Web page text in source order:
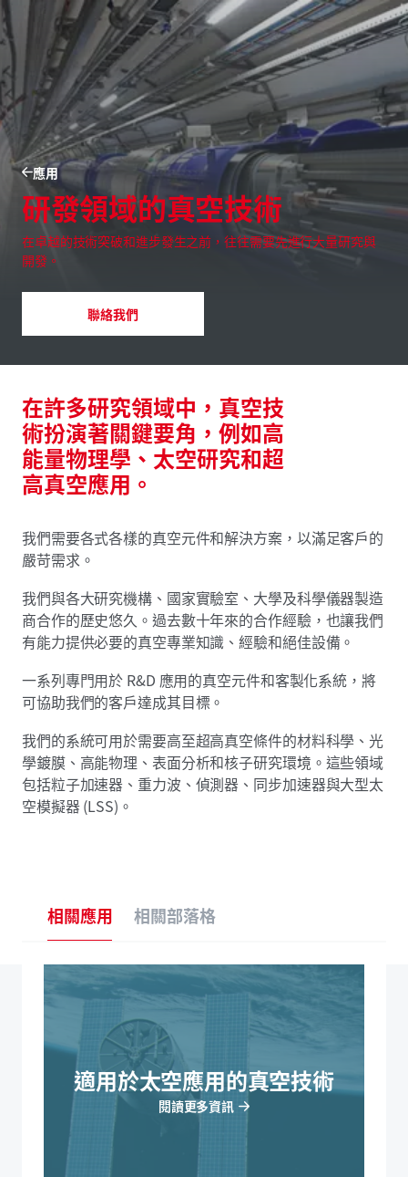
應用
研發領域的真空技術
在卓越的技術突破和進步發生之前，往往需要先進行大量研究與
開發。
聯絡我們
在許多研究領域中，真空技
術扮演著關鍵要角，例如高
能量物理學、太空研究和超
高真空應用。
我們需要各式各樣的真空元件和解決方案，以滿足客戶的
嚴苛需求。
我們與各大研究機構、國家實驗室、大學及科學儀器製造
商合作的歷史悠久。過去數十年來的合作經驗，也讓我們
有能力提供必要的真空專業知識、經驗和絕佳設備。
一系列專門用於 R&D 應用的真空元件和客製化系統，將
可協助我們的客戶達成其目標。
我們的系統可用於需要高至超高真空條件的材料科學、光
學鍍膜、高能物理、表面分析和核子研究環境。這些領域
包括粒子加速器、重力波、偵測器、同步加速器與大型太
空模擬器 (LSS)。
相關應用 相關部落格
適用於太空應用的真空技術
閱讀更多資訊